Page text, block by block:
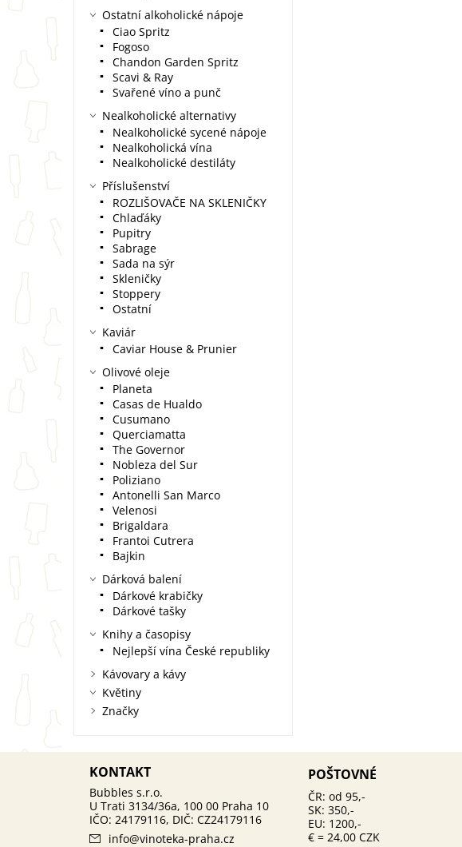
Ostatní alkoholické nápoje
Ciao Spritz
Fogoso
Chandon Garden Spritz
Scavi & Ray
Svařené víno a punč
Nealkoholické alternativy
Nealkoholické sycené nápoje
Nealkoholická vína
Nealkoholické destiláty
Příslušenství
ROZLIŠOVAČE NA SKLENIČKY
Chlaďáky
Pupitry
Sabrage
Sada na sýr
Skleničky
Stoppery
Ostatní
Kaviár
Caviar House & Prunier
Olivové oleje
Planeta
Casas de Hualdo
Cusumano
Querciamatta
The Governor
Nobleza del Sur
Poliziano
Antonelli San Marco
Velenosi
Brigaldara
Frantoi Cutrera
Bajkin
Dárková balení
Dárkové krabičky
Dárkové tašky
Knihy a časopisy
Nejlepší vína České republiky
Kávovary a kávy
Květiny
Značky
KONTAKT
info@vinoteka-praha.cz
POŠTOVNÉ
ČR: od 95,-
SK: 350,-
EU: 1200,-
€ = 24,00 CZK